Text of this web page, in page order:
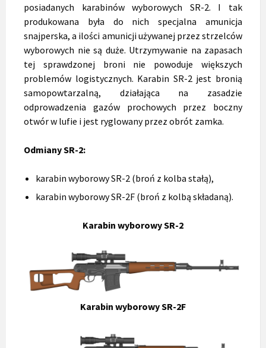
posiadanych karabinów wyborowych SR-2. I tak
produkowana była do nich specjalna amunicja
snajperska, a ilości amunicji używanej przez strzelców
wyborowych nie są duże. Utrzymywanie na zapasach
tej sprawdzonej broni nie powoduje większych
problemów logistycznych. Karabin SR-2 jest bronią
samopowtarzalną, działająca na zasadzie
odprowadzenia gazów prochowych przez boczny
otwór w lufie i jest ryglowany przez obrót zamka.
Odmiany SR-2:
karabin wyborowy SR-2 (broń z kolba stałą),
karabin wyborowy SR-2F (broń z kolbą składaną).
Karabin wyborowy SR-2
Karabin wyborowy SR-2F